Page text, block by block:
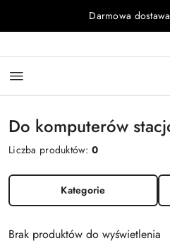
Przejdź do treści głównej
Przejdź do wyszukiwarki
Przejdź do moje konto
Przejdź do menu
Przejdź do stopki
Darmowa
Do komputerów
Liczba produktów:0
Kategorie
Brak produktów do wyświetlenia